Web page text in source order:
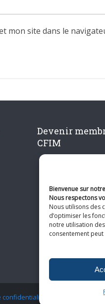
Bienvenue sur
Nous respectons
Nous utilisons des
d’optimiser les
notre utilisation
consentement
mon site dans le
Devenir
CFIM